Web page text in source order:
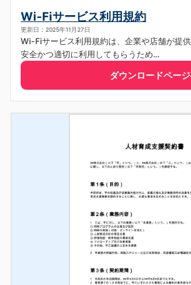
Wi-Fiサービス利用規約
更新日：2025年11月27日
Wi-Fiサービス利用規約は、企業や店舗が提
安全かつ適切に利用してもらうため...
ダウンロードペー